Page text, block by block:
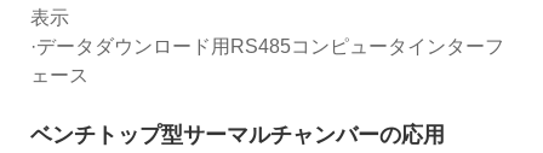
表示
·データダウンロード用RS485コンピュータインターフ
ェース
ベンチトップ型サーマルチャンバーの応用